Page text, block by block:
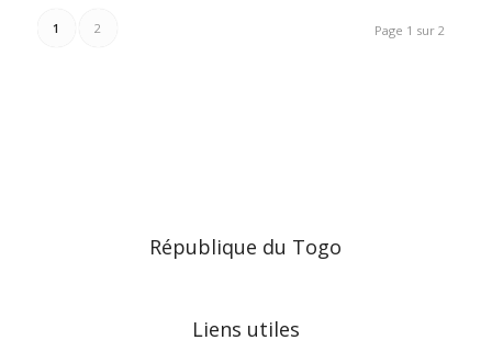
Page 1 sur 2
1 2
République du Togo
Liens utiles